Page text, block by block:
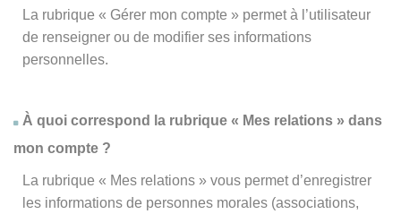
La rubrique « Gérer mon compte » permet à l’utilisateur
de renseigner ou de modifier ses informations
personnelles.
À quoi correspond la rubrique « Mes relations » dans
mon compte ?
La rubrique « Mes relations » vous permet d’enregistrer
les informations de personnes morales (associations,